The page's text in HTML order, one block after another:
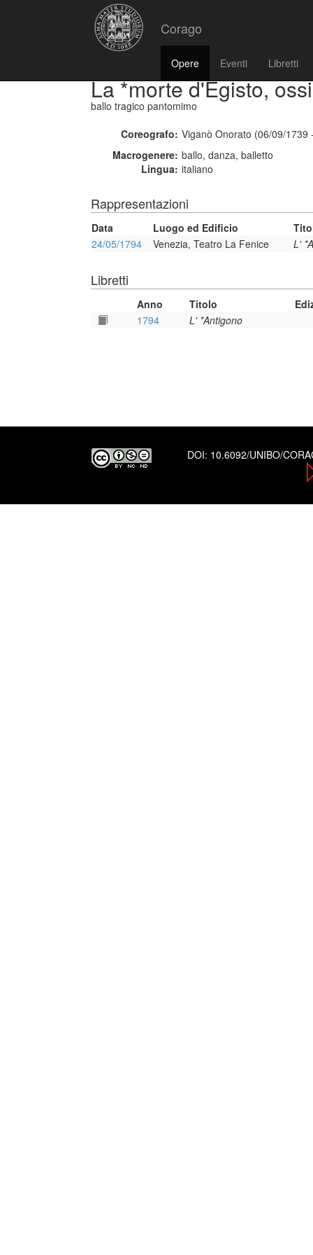
Corago
Opere Eventi Libretti
La *morte d'Egisto,
ballo tragico pantomimo
Coreografo: Viganò Onorato (06/09/1739
Macrogenere: ballo, danza, balletto
Lingua: italiano
Rappresentazioni
Data Luogo ed Edificio
24/05/1794
Venezia, Teatro La Fenice L'
Libretti
Anno Titolo
1794
L' *Antigono
DOI: 10.6092/UNIBO/